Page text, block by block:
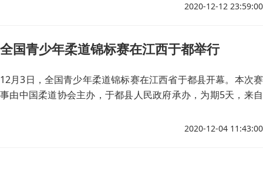
2020-12-12 23:59:00
全国青少年柔道锦标赛在江西于都举行
12月3日，全国青少年柔道锦标赛在江西省于都县开幕。本次赛
事由中国柔道协会主办，于都县人民政府承办，为期5天，来自
2020-12-04 11:43:00